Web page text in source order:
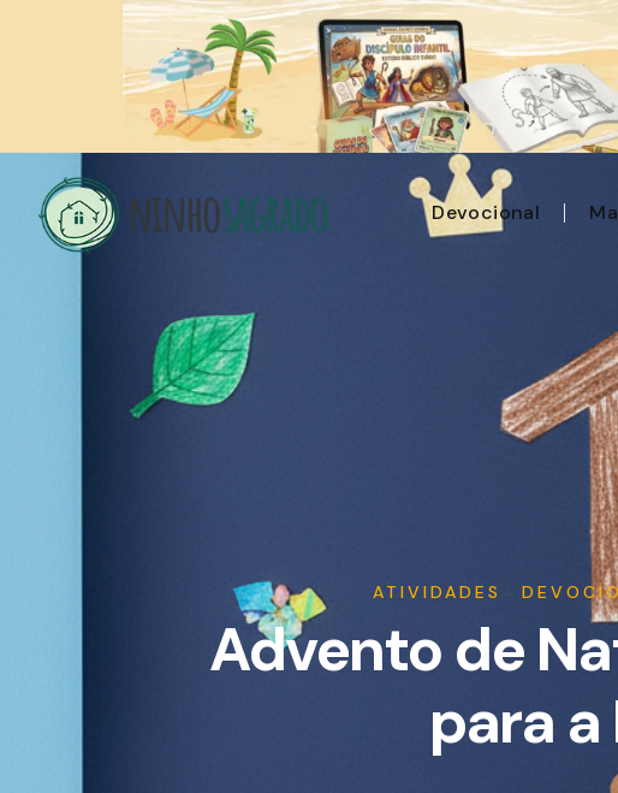
Devocional
ATIVIDADES →
Advento de
para